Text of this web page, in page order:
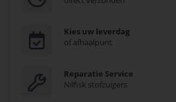
Kies uw leverdag
of afhaalpunt
Reparatie Service
Nilfisk stofzuigers